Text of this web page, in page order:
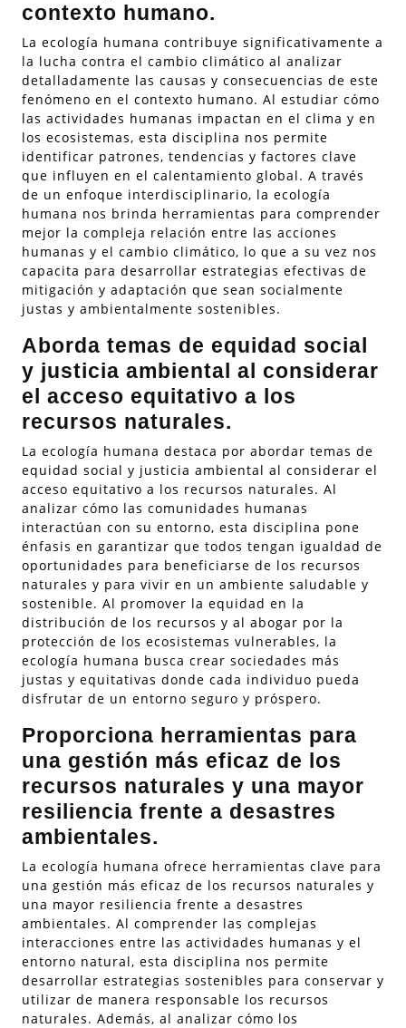
contexto humano.
La ecología humana contribuye significativamente a
la lucha contra el cambio climático al analizar
detalladamente las causas y consecuencias de este
fenómeno en el contexto humano. Al estudiar cómo
las actividades humanas impactan en el clima y en
los ecosistemas, esta disciplina nos permite
identificar patrones, tendencias y factores clave
que influyen en el calentamiento global. A través
de un enfoque interdisciplinario, la ecología
humana nos brinda herramientas para comprender
mejor la compleja relación entre las acciones
humanas y el cambio climático, lo que a su vez nos
capacita para desarrollar estrategias efectivas de
mitigación y adaptación que sean socialmente
justas y ambientalmente sostenibles.
Aborda temas de equidad social
y justicia ambiental al considerar
el acceso equitativo a los
recursos naturales.
La ecología humana destaca por abordar temas de
equidad social y justicia ambiental al considerar el
acceso equitativo a los recursos naturales. Al
analizar cómo las comunidades humanas
interactúan con su entorno, esta disciplina pone
énfasis en garantizar que todos tengan igualdad de
oportunidades para beneficiarse de los recursos
naturales y para vivir en un ambiente saludable y
sostenible. Al promover la equidad en la
distribución de los recursos y al abogar por la
protección de los ecosistemas vulnerables, la
ecología humana busca crear sociedades más
justas y equitativas donde cada individuo pueda
disfrutar de un entorno seguro y próspero.
Proporciona herramientas para
una gestión más eficaz de los
recursos naturales y una mayor
resiliencia frente a desastres
ambientales.
La ecología humana ofrece herramientas clave para
una gestión más eficaz de los recursos naturales y
una mayor resiliencia frente a desastres
ambientales. Al comprender las complejas
interacciones entre las actividades humanas y el
entorno natural, esta disciplina nos permite
desarrollar estrategias sostenibles para conservar y
utilizar de manera responsable los recursos
naturales. Además, al analizar cómo los